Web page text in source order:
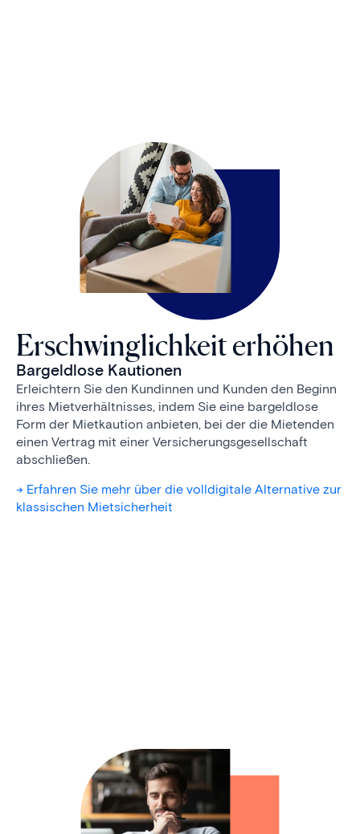
Erschwinglichkeit erhöhen
Bargeldlose Kautionen
Erleichtern Sie den Kundinnen und Kunden den Beginn
ihres Mietverhältnisses, indem Sie eine bargeldlose
Form der Mietkaution anbieten, bei der die Mietenden
einen Vertrag mit einer Versicherungsgesellschaft
abschließen.
-> Erfahren Sie mehr über die volldigitale Alternative zur
klassischen Mietsicherheit